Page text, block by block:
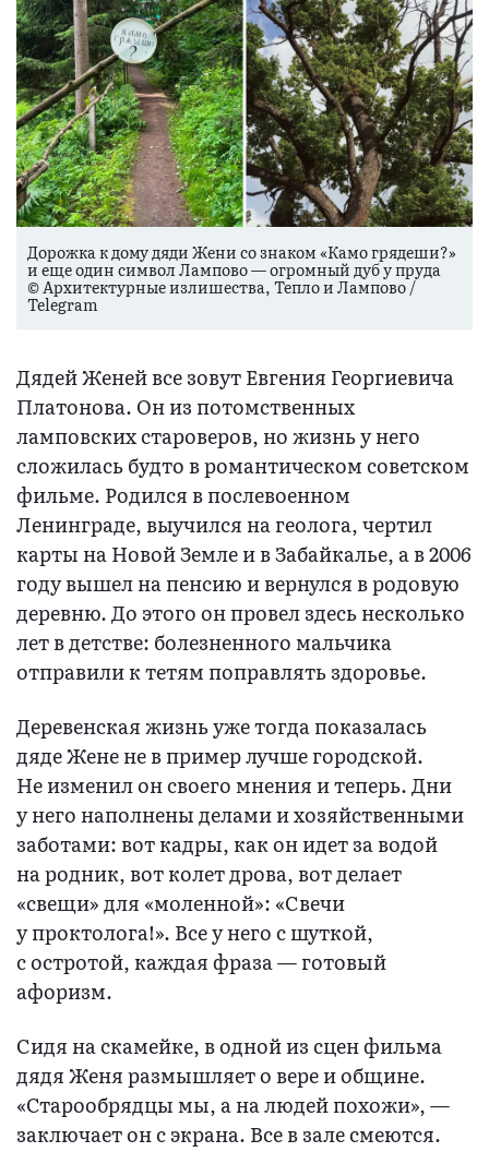
Дорожка к дому дяди Жени со знаком «Камо грядеши?»
и еще один символ Лампово — огромный дуб у пруда
© Архитектурные излишества, Тепло и Лампово /
Telegram
Дядей Женей все зовут Евгения Георгиевича
Платонова. Он из потомственных
ламповских староверов, но жизнь у него
сложилась будто в романтическом советском
фильме. Родился в послевоенном
Ленинграде, выучился на геолога, чертил
карты на Новой Земле и в Забайкалье, а в 2006
году вышел на пенсию и вернулся в родовую
деревню. До этого он провел здесь несколько
лет в детстве: болезненного мальчика
отправили к тетям поправлять здоровье.
Деревенская жизнь уже тогда показалась
дяде Жене не в пример лучше городской.
Не изменил он своего мнения и теперь. Дни
у него наполнены делами и хозяйственными
заботами: вот кадры, как он идет за водой
на родник, вот колет дрова, вот делает
«свещи» для «моленной»: «Свечи
у проктолога!». Все у него с шуткой,
с остротой, каждая фраза — готовый
афоризм.
Сидя на скамейке, в одной из сцен фильма
дядя Женя размышляет о вере и общине.
«Старообрядцы мы, а на людей похожи», —
заключает он с экрана. Все в зале смеются.